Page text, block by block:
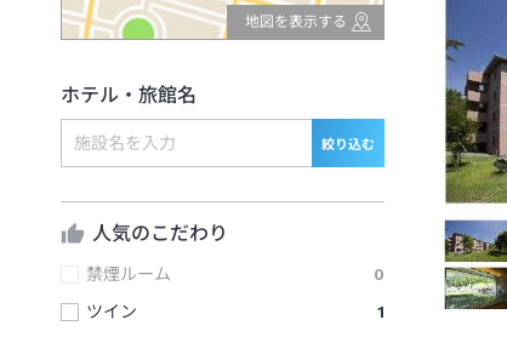
地図を表示する
ホテル・旅館名
絞り込む
人気のこだわり
禁煙ルーム
0
ツイン
1